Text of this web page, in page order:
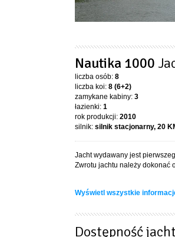
Nautika 1000
liczba osób: 8
liczba koi: 8 (6+2)
zamykane kabiny: 3
łazienki: 1
rok produkcji: 2010
silnik: silnik stacjonarny, 20
Jacht wydawany jest
Zwrotu jachtu należy dokonać
Wyświetl wszystkie
Dostępność